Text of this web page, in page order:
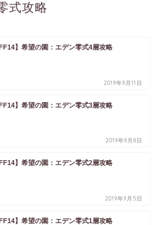
式攻略
FF14】希望の園：エデン零式4層攻略
2019年9月11日
FF14】希望の園：エデン零式3層攻略
2019年9月8日
FF14】希望の園：エデン零式2層攻略
2019年9月5日
FF14】希望の園：エデン零式1層攻略